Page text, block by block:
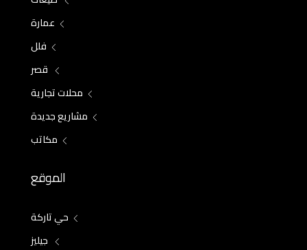
عمارة
فلل
قصر
محلات تجارية
مشاريع جديدة
مكاتب
الموقع
حي تاركة
جيليز